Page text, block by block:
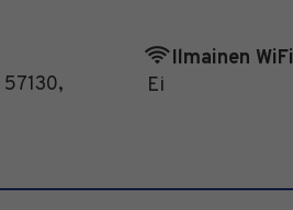
57130,
Ilmainen WiFi
Ei